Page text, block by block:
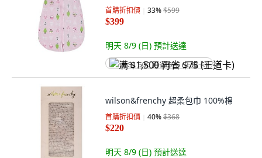
首購折扣價 33%$599
$399
明天 8/9 (日) 預計送達
满 $1,500 再省 $75 (王道卡)
wilson&frenchy 超柔包巾 100%棉
首購折扣價 40%$368
$220
明天 8/9 (日) 預計送達